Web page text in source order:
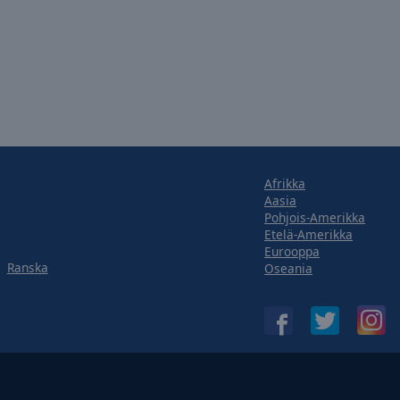
Ranska
Afrikka
Aasia
Pohjois-Amerikka
Etelä-Amerikka
Eurooppa
Oseania